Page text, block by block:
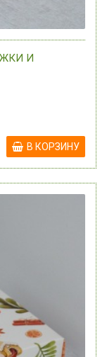
И
В КОРЗИНУ